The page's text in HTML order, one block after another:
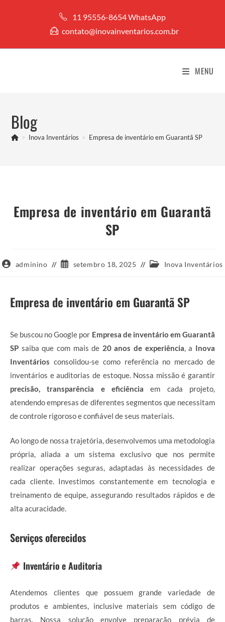
11 95556-8654 WhatsApp
contato@inovainventarios.com.br
MENU
Blog
> Inova Inventários > Empresa de inventário em Guarantã SP
Empresa de inventário em Guarantã
SP
Autoradminino
Postsetembro 18, 2025
Categoria
Inova Inventários
Empresa de inventário em Guarantã SP
Se buscou no Google por Empresa de inventário em Guarantã
SP saiba que com mais de 20 anos de experiência , a Inova
Inventários consolidou-se como referência no mercado de
inventários e auditorias de estoque. Nossa missão é garantir
precisão, transparência e eficiência em cada projeto,
atendendo empresas de diferentes segmentos que necessitam
de controle rigoroso e confiável de seus materiais.
Ao longo de nossa trajetória, desenvolvemos uma metodologia
própria, aliada a um sistema exclusivo que nos permite
realizar operações seguras, adaptadas às necessidades de
cada cliente. Investimos constantemente em tecnologia e
treinamento de equipe, assegurando resultados rápidos e de
alta acuracidade.
Serviços oferecidos
Inventário e Auditoria
Atendemos clientes que possuem grande variedade de
produtos e ambientes, inclusive materiais sem código de
barras. Nossa solução envolve preparação prévia de